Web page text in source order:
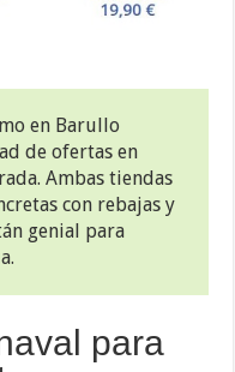
en Barullo
de ofertas en
Ambas tiendas
con rebajas y
genial para
para